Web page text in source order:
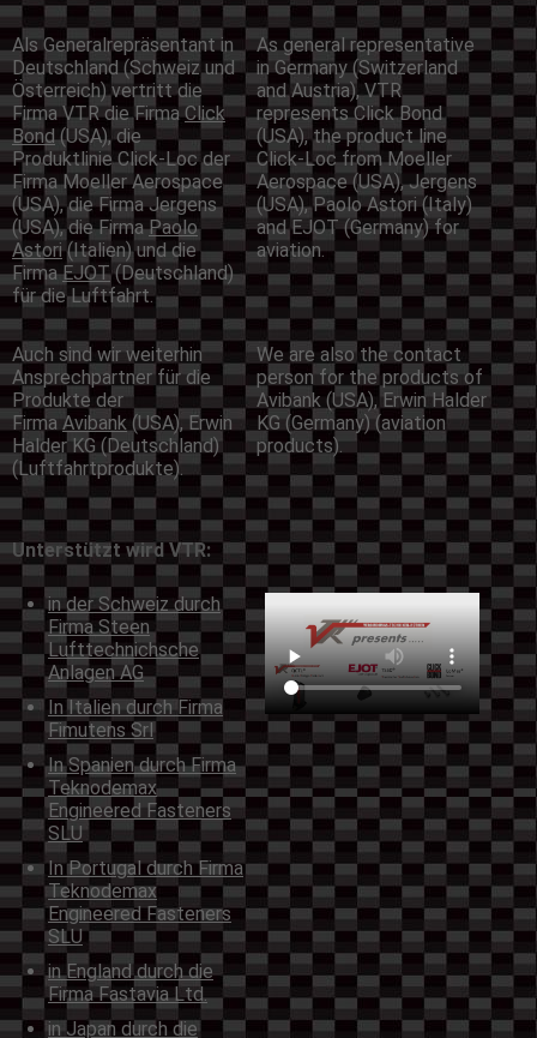
Als Generalrepräsentant in
Deutschland (Schweiz und
Österreich) vertritt die
Firma VTR die FirmaClick
Bond(USA), die
Produktlinie Click-Loc der
Firma Moeller Aerospace
(USA), die Firma Jergens
(USA), die FirmaPaolo
Astori(Italien) und die
FirmaEJOT(Deutschland)
für die Luftfahrt.
As general representative
in Germany (Switzerland
and Austria), VTR
represents Click Bond
(USA), the product line
Click-Loc from Moeller
Aerospace (USA), Jergens
(USA), Paolo Astori (Italy)
and EJOT (Germany) for
aviation.
Auch sind wir weiterhin
Ansprechpartner für die
Produkte der
FirmaAvibank (USA), Erwin
Halder KG (Deutschland)
(Luftfahrtprodukte).
We are also the contact
person for the products of
Avibank (USA), Erwin Halder
KG (Germany) (aviation
products).
Unterstützt wird VTR:
in der Schweiz durch
Firma Steen
Lufttechnichsche
Anlagen AG
In Italien durch Firma
Fimutens Srl
In Spanien durch Firma
Teknodemax
Engineered Fasteners
SLU
In Portugal durch Firma
Teknodemax
Engineered Fasteners
SLU
in England durch die
Firma Fastavia Ltd.
in Japan durch die